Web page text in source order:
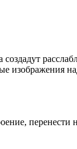
создадут
изображения